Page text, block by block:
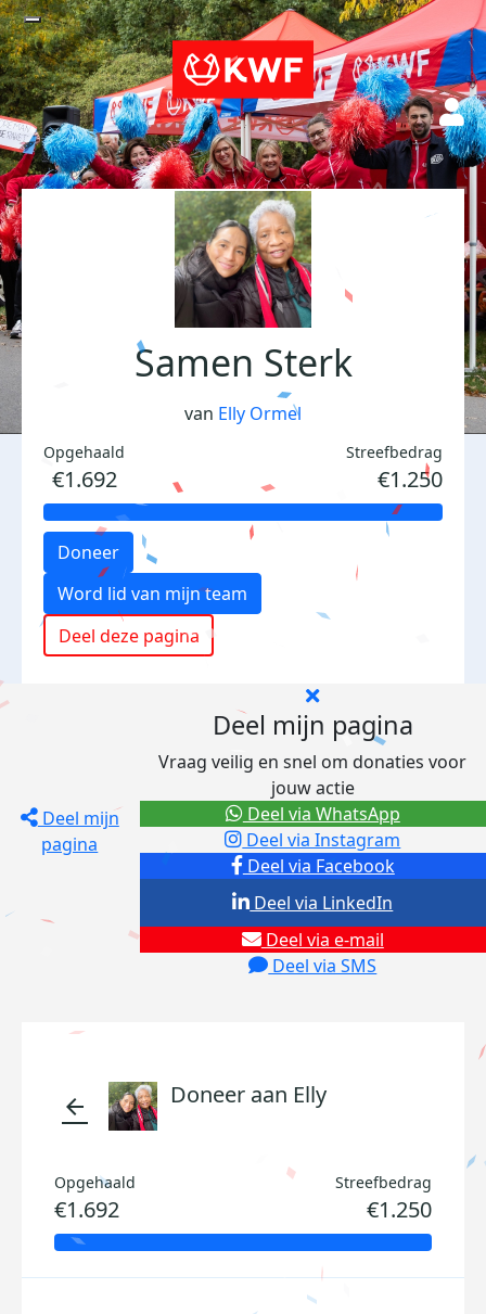
Samen Sterk
van Elly Ormel
Opgehaald
€1.692
Streefbedrag
€1.250
Doneer
Word lid van mijn team
Deel deze pagina
Deel mijn
pagina
Deel mijn pagina
Vraag veilig en snel om donaties voor
jouw actie
Deel via Facebook
Deel via Instagram
Deel via e-mail
Deel via SMS
Deel via LinkedIn
Deel via WhatsApp
arrow_back Doneer aan Elly
Opgehaald
€1.692
Streefbedrag
€1.250